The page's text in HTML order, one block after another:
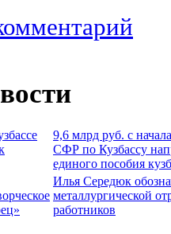
9,6 млрд руб. с
СФР по Кузбассу
единого пособия
Илья Середюк
металлургической
работников